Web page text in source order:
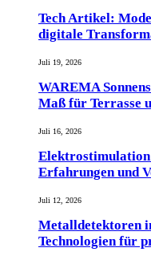
Tech Artikel:
digitale
Juli 19, 2026
WAREMA
Maß für Terrasse
Juli 16, 2026
Elektrostimulation
Erfahrungen und
Juli 12, 2026
Metalldetektoren
Technologien für